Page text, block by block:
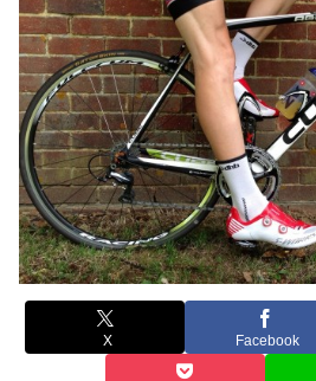
X Facebook